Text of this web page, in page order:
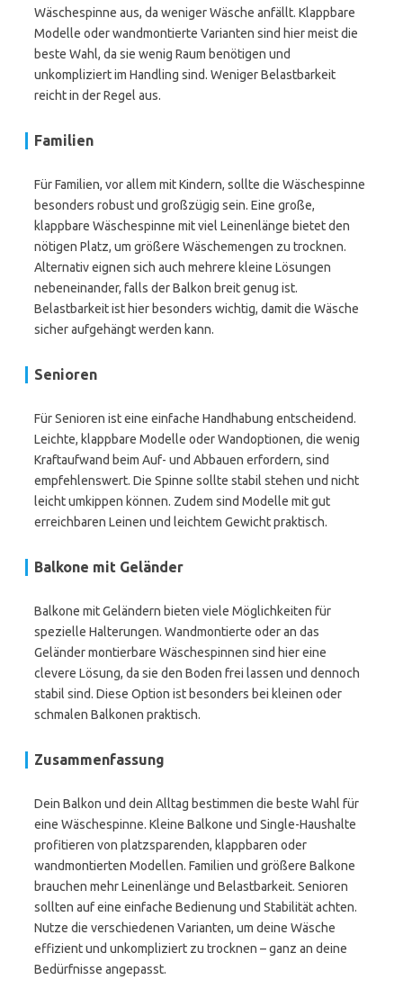
Wäschespinne aus, da weniger Wäsche anfällt. Klappbare
Modelle oder wandmontierte Varianten sind hier meist die
beste Wahl, da sie wenig Raum benötigen und
unkompliziert im Handling sind. Weniger Belastbarkeit
reicht in der Regel aus.
Familien
Für Familien, vor allem mit Kindern, sollte die Wäschespinne
besonders robust und großzügig sein. Eine große,
klappbare Wäschespinne mit viel Leinenlänge bietet den
nötigen Platz, um größere Wäschemengen zu trocknen.
Alternativ eignen sich auch mehrere kleine Lösungen
nebeneinander, falls der Balkon breit genug ist.
Belastbarkeit ist hier besonders wichtig, damit die Wäsche
sicher aufgehängt werden kann.
Senioren
Für Senioren ist eine einfache Handhabung entscheidend.
Leichte, klappbare Modelle oder Wandoptionen, die wenig
Kraftaufwand beim Auf- und Abbauen erfordern, sind
empfehlenswert. Die Spinne sollte stabil stehen und nicht
leicht umkippen können. Zudem sind Modelle mit gut
erreichbaren Leinen und leichtem Gewicht praktisch.
Balkone mit Geländer
Balkone mit Geländern bieten viele Möglichkeiten für
spezielle Halterungen. Wandmontierte oder an das
Geländer montierbare Wäschespinnen sind hier eine
clevere Lösung, da sie den Boden frei lassen und dennoch
stabil sind. Diese Option ist besonders bei kleinen oder
schmalen Balkonen praktisch.
Zusammenfassung
Dein Balkon und dein Alltag bestimmen die beste Wahl für
eine Wäschespinne. Kleine Balkone und Single-Haushalte
profitieren von platzsparenden, klappbaren oder
wandmontierten Modellen. Familien und größere Balkone
brauchen mehr Leinenlänge und Belastbarkeit. Senioren
sollten auf eine einfache Bedienung und Stabilität achten.
Nutze die verschiedenen Varianten, um deine Wäsche
effizient und unkompliziert zu trocknen – ganz an deine
Bedürfnisse angepasst.